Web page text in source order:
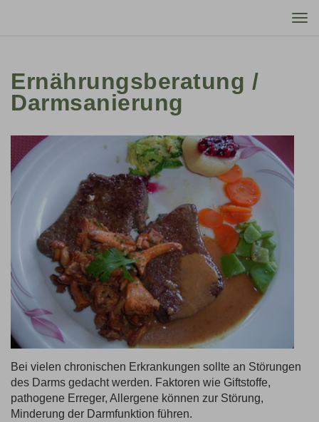
Ernährungsberatung /
Darmsanierung
Bei vielen chronischen Erkrankungen sollte an Störungen
des Darms gedacht werden. Faktoren wie Giftstoffe,
pathogene Erreger, Allergene können zur Störung,
Minderung der Darmfunktion führen.